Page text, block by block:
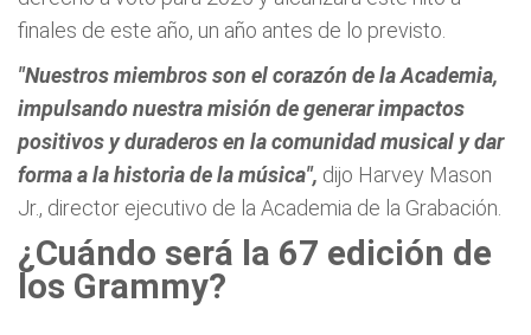
finales de este año, un año antes de lo previsto.
"Nuestros miembros son el corazón de la Academia,
impulsando nuestra misión de generar impactos
positivos y duraderos en la comunidad musical y dar
forma a la historia de la música", dijo Harvey Mason
Jr., director ejecutivo de la Academia de la Grabación.
¿Cuándo será la 67 edición de
los Grammy?